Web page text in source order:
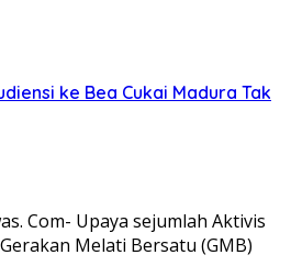
ke Bea Cukai Madura Tak
Com- Upaya sejumlah Aktivis
Melati Bersatu (GMB)